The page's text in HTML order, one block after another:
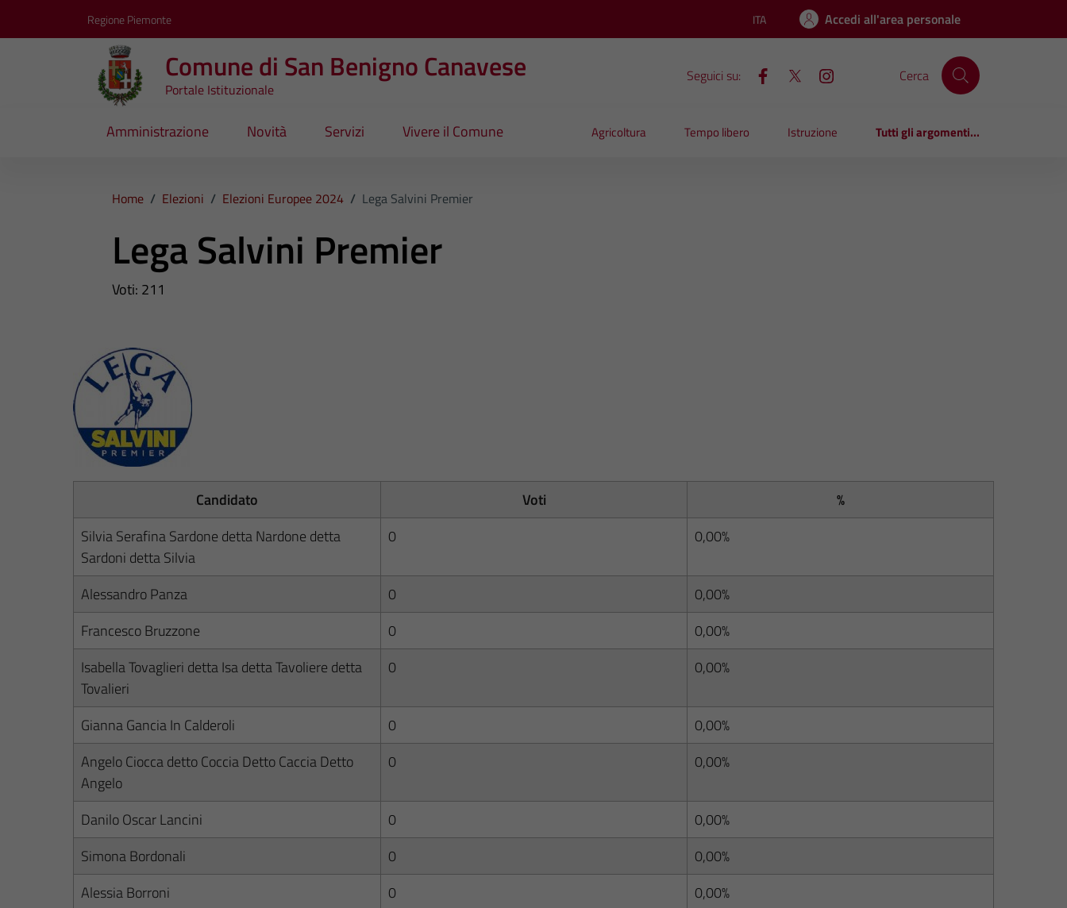
Regione Piemonte Lingua attiva:
ITA Accedi all'area personale
Comune di San Benigno Canavese
Portale Istituzionale
Seguici su: Cerca
Amministrazione Novità Servizi Vivere il Comune Agricoltura Tempo libero Istruzione Tutti gli argomenti...
Home / Elezioni / Elezioni Europee 2024 / Lega Salvini Premier
Lega Salvini Premier
Voti: 211
Candidato Voti
%
Silvia Serafina Sardone detta Nardone detta
Sardoni detta Silvia
0 0,00%
Alessandro Panza 0
0,00%
Francesco Bruzzone
0
0,00%
Isabella Tovaglieri detta Isa detta Tavoliere detta
Tovalieri
0 0,00%
Gianna Gancia In Calderoli 0
0,00%
Angelo Ciocca detto Coccia Detto Caccia Detto
Angelo
0 0,00%
Danilo Oscar Lancini 0
0,00%
Simona Bordonali
0
0,00%
Alessia Borroni
0
0,00%